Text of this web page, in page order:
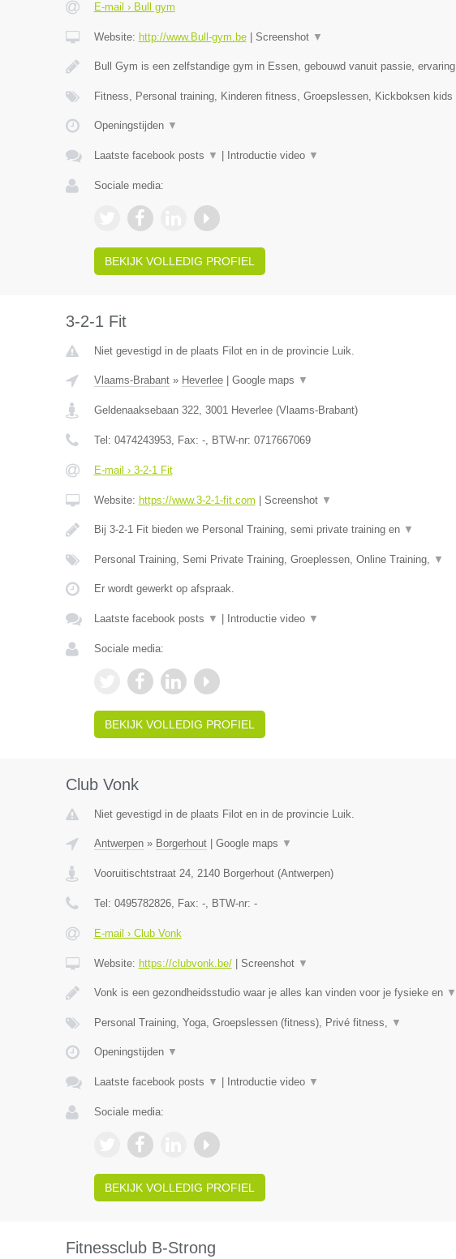
E-mail › Bull gym
Website: http://www.Bull-gym.be| Screenshot ▼
Bull Gym is een zelfstandige gym in Essen, gebouwd vanuit passie, ervaring
Fitness, Personal training, Kinderen fitness, Groepslessen, Kickboksen kids
Openingstijden ▼
Laatste facebook posts ▼ Introductie video ▼
Sociale media:
BEKIJK VOLLEDIG PROFIEL
3-2-1 Fit
Niet gevestigd in de plaats Filot en in de provincie Luik.
Vlaams-Brabant» Heverlee| Google maps ▼
Geldenaaksebaan 322, 3001 Heverlee(Vlaams-Brabant)
Tel: 0474243953, Fax: -, BTW-nr: 0717667069
E-mail › 3-2-1 Fit
Website: https://www.3-2-1-fit.com Screenshot ▼
Bij 3-2-1 Fit bieden we Personal Training, semi private training en ▼
Personal Training, Semi Private Training, Groeplessen, Online Training, ▼
Er wordt gewerkt op afspraak.
Laatste facebook posts ▼ Introductie video ▼
Sociale media:
BEKIJK VOLLEDIG PROFIEL
Club Vonk
Niet gevestigd in de plaats Filot en in de provincie Luik.
Antwerpen» Borgerhout| Google maps ▼
Vooruitischtstraat 24, 2140 Borgerhout(Antwerpen)
Tel: 0495782826, Fax: -, BTW-nr: -
E-mail › Club Vonk
Website: https://clubvonk.be/| Screenshot ▼
Vonk is een gezondheidsstudio waar je alles kan vinden voor je fysieke en ▼
Personal Training, Yoga, Groepslessen (fitness), Privé fitness, ▼
Openingstijden ▼
Laatste facebook posts ▼ Introductie video ▼
Sociale media:
BEKIJK VOLLEDIG PROFIEL
Fitnessclub B-Strong